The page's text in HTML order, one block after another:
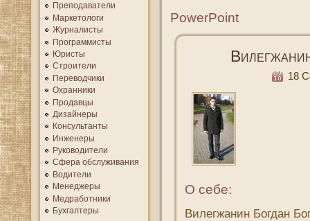
Преподаватели
Маркетологи
Журналисты
Программисты
Юристы
Строители
Переводчики
Охранники
Продавцы
Дизайнеры
Консультанты
Инженеры
Руководители
Сфера обслуживания
Водители
Менеджеры
Медработники
Бухгалтеры
PowerPoint
18
О себе:
Вилегжанин Богдан